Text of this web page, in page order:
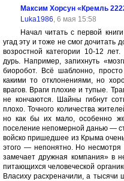
Максим Хорсун «Кремль
Luka1986, 6 мая 15:58
Начал читать с первой
угад эту и тоже не смог дочитать
возростной категории 10-12
дурь. Например, запихнуть
биоробот. Всё шаблонно,
какими то отклонениями, но
врагов. Враги плохие и тупые.
не кончаются. Шайны гибнут
плохо. Точного количества
но как бы их мало, особенно
поселение непомерной данью —
войско пришедшее из Крыма
этого — непонятно. Но несмотря
замечает дружная компания» в
питающихся человеческой
Власиху расхреначили, а тысячи